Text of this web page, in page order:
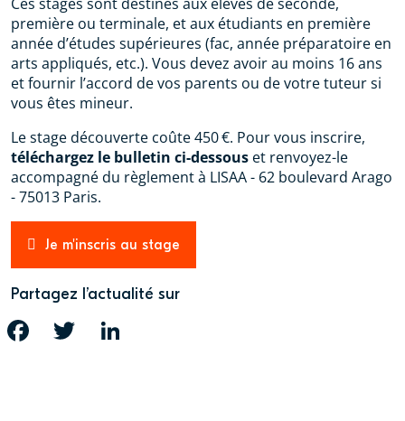
première ou terminale, et aux étudiants en première
année d’études supérieures (fac, année préparatoire en
arts appliqués, etc.). Vous devez avoir au moins 16 ans
et fournir l’accord de vos parents ou de votre tuteur si
vous êtes mineur.
Le stage découverte coûte 450 €. Pour vous inscrire,
téléchargez le bulletin ci-dessous et renvoyez-le
accompagné du règlement à LISAA - 62 boulevard Arago
- 75013 Paris.
Je m'inscris au stage
Partagez l’actualité sur
FACEBOOK TWITTER